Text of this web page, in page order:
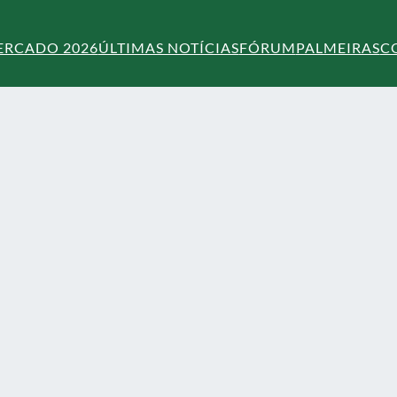
2026ÚLTIMAS NOTÍCIASFÓRUMPALMEIRAS